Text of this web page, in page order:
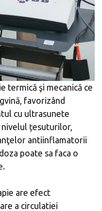
termică şi mecanică ce
favorizând
cu ultrasunete
nivelul țesuturilor,
antiinflamatorii
poate sa faca o
are efect
a circulatiei